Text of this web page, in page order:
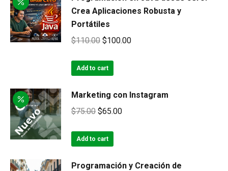
Crea Aplicaciones Robusta y
Portátiles
$110.00 Original
was:
$100.00Current
Add to cart
Marketing con Instagram
$75.00 Original
was:
$65.00Current
Add to cart
Programación y Creación de